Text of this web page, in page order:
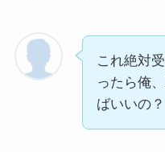
これ絶対
ったら俺
ばいいの？